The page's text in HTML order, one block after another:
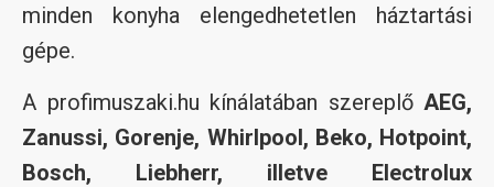
minden konyha elengedhetetlen háztartási
gépe.
A profimuszaki.hu kínálatában szereplő AEG,
Zanussi, Gorenje, Whirlpool, Beko, Hotpoint,
Bosch, Liebherr, illetve Electrolux